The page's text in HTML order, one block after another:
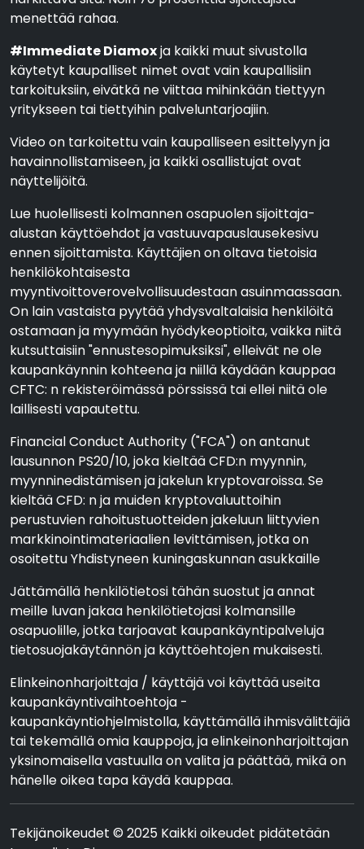
menettää rahaa.
#Immediate Diamoxja kaikki muut sivustolla
käytetyt kaupalliset nimet ovat vain kaupallisiin
tarkoituksiin, eivätkä ne viittaa mihinkään tiettyyn
yritykseen tai tiettyihin palveluntarjoajiin.
Video on tarkoitettu vain kaupalliseen esittelyyn ja
havainnollistamiseen, ja kaikki osallistujat ovat
näyttelijöitä.
Lue huolellisesti kolmannen osapuolen sijoittaja-
alustan käyttöehdot ja vastuuvapauslausekesivu
ennen sijoittamista. Käyttäjien on oltava tietoisia
henkilökohtaisesta
myyntivoittoverovelvollisuudestaan asuinmaassaan.
On lain vastaista pyytää yhdysvaltalaisia henkilöitä
ostamaan ja myymään hyödykeoptioita, vaikka niitä
kutsuttaisiin "ennustesopimuksiksi", elleivät ne ole
kaupankäynnin kohteena ja niillä käydään kauppaa
CFTC: n rekisteröimässä pörssissä tai ellei niitä ole
laillisesti vapautettu.
Financial Conduct Authority ("FCA") on antanut
lausunnon PS20/10, joka kieltää CFD:n myynnin,
myynninedistämisen ja jakelun kryptovaroissa. Se
kieltää CFD: n ja muiden kryptovaluuttoihin
perustuvien rahoitustuotteiden jakeluun liittyvien
markkinointimateriaalien levittämisen, jotka on
osoitettu Yhdistyneen kuningaskunnan asukkaille
Jättämällä henkilötietosi tähän suostut ja annat
meille luvan jakaa henkilötietojasi kolmansille
osapuolille, jotka tarjoavat kaupankäyntipalveluja
tietosuojakäytännön ja käyttöehtojen mukaisesti.
Elinkeinonharjoittaja / käyttäjä voi käyttää useita
kaupankäyntivaihtoehtoja -
kaupankäyntiohjelmistolla, käyttämällä ihmisvälittäjiä
tai tekemällä omia kauppoja, ja elinkeinonharjoittajan
yksinomaisella vastuulla on valita ja päättää, mikä on
hänelle oikea tapa käydä kauppaa.
Tekijänoikeudet © 2025 Kaikki oikeudet pidätetään